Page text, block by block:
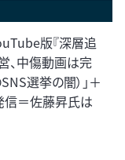
版『深層追
、中傷動画は完
選挙の闇）」＋
信＝佐藤昇氏は